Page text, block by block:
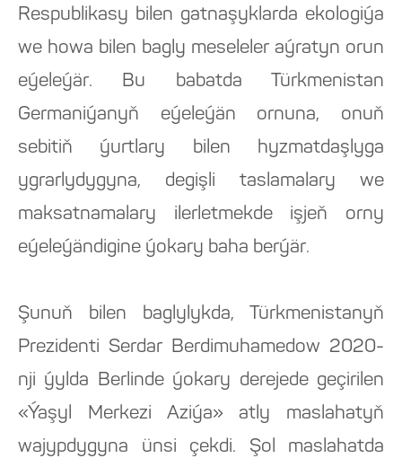
Respublikasy bilen gatnaşyklarda ekologiýa
we howa bilen bagly meseleler aýratyn orun
eýeleýär. Bu babatda Türkmenistan
Germaniýanyň eýeleýän ornuna, onuň
sebitiň ýurtlary bilen hyzmatdaşlyga
ygrarlydygyna, degişli taslamalary we
maksatnamalary ilerletmekde işjeň orny
eýeleýändigine ýokary baha berýär.
Şunuň bilen baglylykda, Türkmenistanyň
Prezidenti Serdar Berdimuhamedow 2020-
nji ýylda Berlinde ýokary derejede geçirilen
«Ýaşyl Merkezi Aziýa» atly maslahatyň
wajypdygyna ünsi çekdi. Şol maslahatda